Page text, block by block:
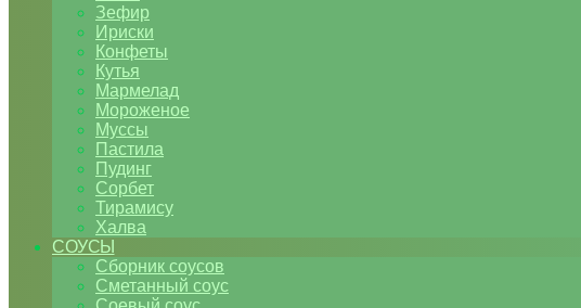
Зефир
Ириски
Конфеты
Кутья
Мармелад
Мороженое
Муссы
Пастила
Пудинг
Сорбет
Тирамису
Халва
СОУСЫ
Сборник соусов
Сметанный соус